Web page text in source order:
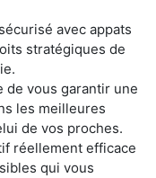
avec appats
stratégiques de
de vous garantir une
les meilleures
de vos proches.
réellement efficace
qui vous